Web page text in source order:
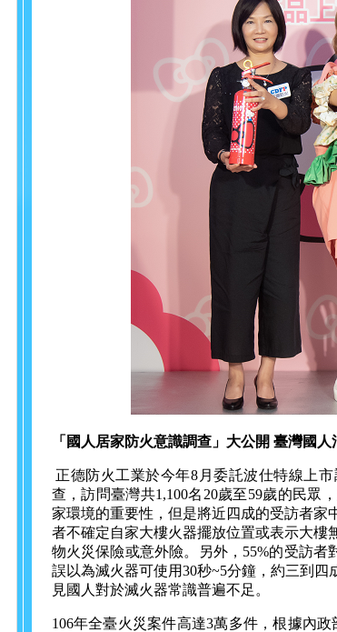
「國人居家防火意識調查」大公開 臺灣國
正德防火工業於今年8月委託波仕特線上
查，訪問臺灣共1,100名20歲至59歲的民眾
家環境的重要性，但是將近四成的受訪者
者不確定自家大樓火器擺放位置或表示大樓
物火災保險或意外險。另外，55%的受訪
誤以為滅火器可使用30秒~5分鐘，約三到
見國人對於滅火器常識普遍不足。
106年全臺火災案件高達3萬多件，根據內